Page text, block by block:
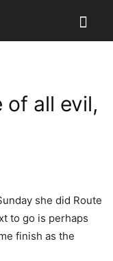
of all evil,
she did Route
to go is perhaps
finish as the